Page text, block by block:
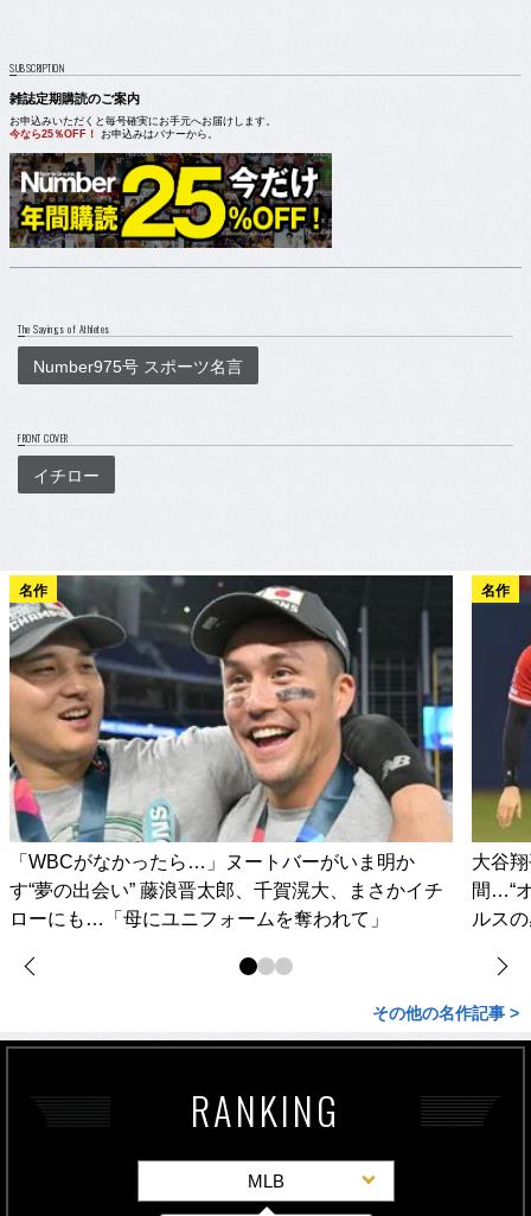
SUBSCRIPTION
雑誌定期購読のご案内
お申込みいただくと毎号確実にお手元へお届けします。
今なら25％OFF！ お申込みはバナーから。
The Sayings of Athletes
Number975号 スポーツ名言
FRONT COVER
イチロー
名作
「WBCがなかったら…」ヌートバーがいま明か
す“夢の出会い” 藤浪晋太郎、千賀滉大、まさかイチ
ローにも…「母にユニフォームを奪われて」
名作
大谷
間…“
ルス
その他の名作記事 >
RANKING
MLB